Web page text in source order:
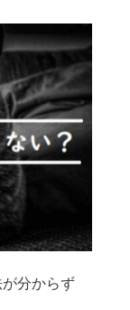
分からず